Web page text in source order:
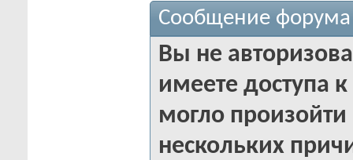
Сообщение форума
Вы не
имеете доступа
могло
нескольких